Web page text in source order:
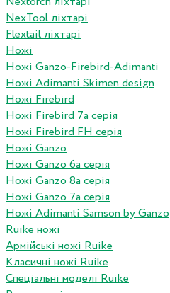
NexTool ліхтарі
Flextail ліхтарі
Ножі
Ножі Ganzo-Firebird-Adimanti
Ножі Adimanti Skimen design
Ножі Firebird
Ножі Firebird 7а серія
Ножі Firebird FH серія
Ножі Ganzo
Ножі Ganzo 6а серія
Ножі Ganzo 8а серія
Ножі Ganzo 7а серія
Ножі Adimanti Samson by Ganzo
Ruike ножі
Армійські ножі Ruike
Класичні ножі Ruike
Спеціальні моделі Ruike